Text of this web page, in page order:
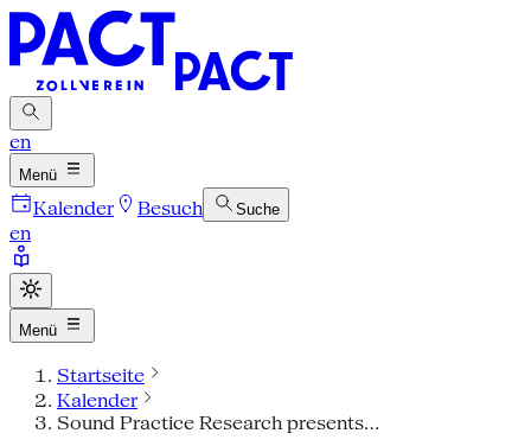
en
Menü
Kalender Besuch Suche
en
Menü
Startseite
Kalender
Sound Practice Research presents...